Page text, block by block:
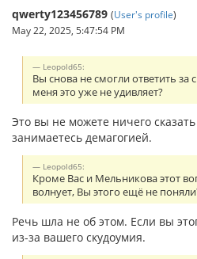
qwerty123456789 (User's profile)
May 22, 2025, 5:47:54 PM
Leopold65:
Вы снова не смогли ответить за
меня это уже не удивляет?
Это вы не можете ничего
занимаетесь демагогией.
Leopold65:
Кроме Вас и Мельникова этот
волнует, Вы этого ещё не
Речь шла не об этом. Если вы
из-за вашего скудоумия.